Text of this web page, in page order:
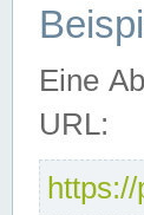
Eine
URL: